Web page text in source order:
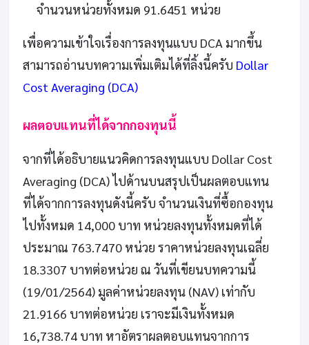
จำนวนหน่วยทั้งหมด 91.6451 หน่วย
เพื่อความเข้าใจเรื่องการลงทุนแบบ DCA มากขึ้น
สามารถอ่านบทความเพิ่มเติมได้ที่ลิ้งนี้ครับ Dollar
Cost Averaging (DCA)
ผลตอบแทนที่ได้จากกองทุนนี้
จากที่ได้อธิบายแนวคิดการลงทุนแบบ Dollar Cost
Averaging (DCA) ไปด้านบนสรุปเป็นผลตอบแทน
ที่ได้จากการลงทุนดังนี้ครับ จำนวนเงินที่ซื้อกองทุน
ไปทั้งหมด 14,000 บาท หน่วยลงทุนทั้งหมดที่ได้
ประมาณ 763.7470 หน่วย ราคาหน่วยลงทุนเฉลี่ย
18.3307 บาทต่อหน่วย ณ วันที่เขียนบทความนี้
(19/01/2564) มูลค่าหน่วยลงทุน (NAV) เท่ากับ
21.9166 บาทต่อหน่วย เราจะมีเงินทั้งหมด
16,738.74 บาท หาอัตราผลตอบแทนจากการ